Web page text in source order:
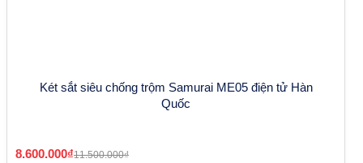
Két sắt siêu chống trộm Samurai ME05 điện tử Hàn
Quốc
8.600.000₫11.500.000₫